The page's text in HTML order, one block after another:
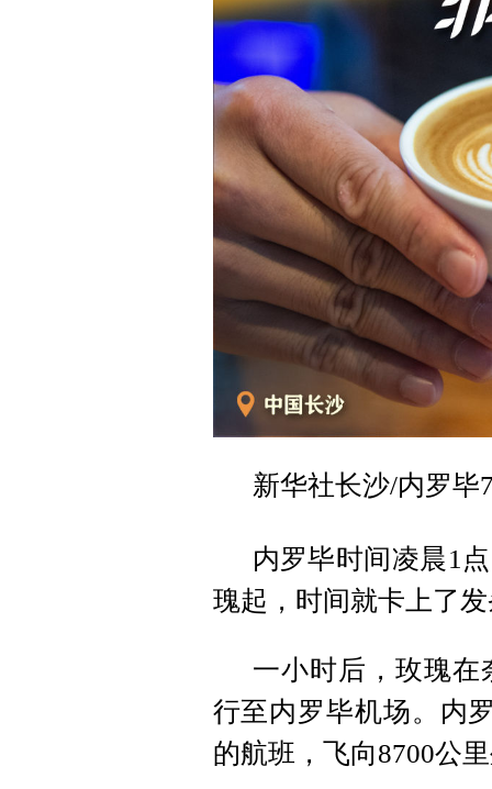
新华社长沙/内罗毕
内罗毕时间凌晨1
瑰起，时间就卡上了
一小时后，玫瑰
行至内罗毕机场。内
的航班，飞向8700公